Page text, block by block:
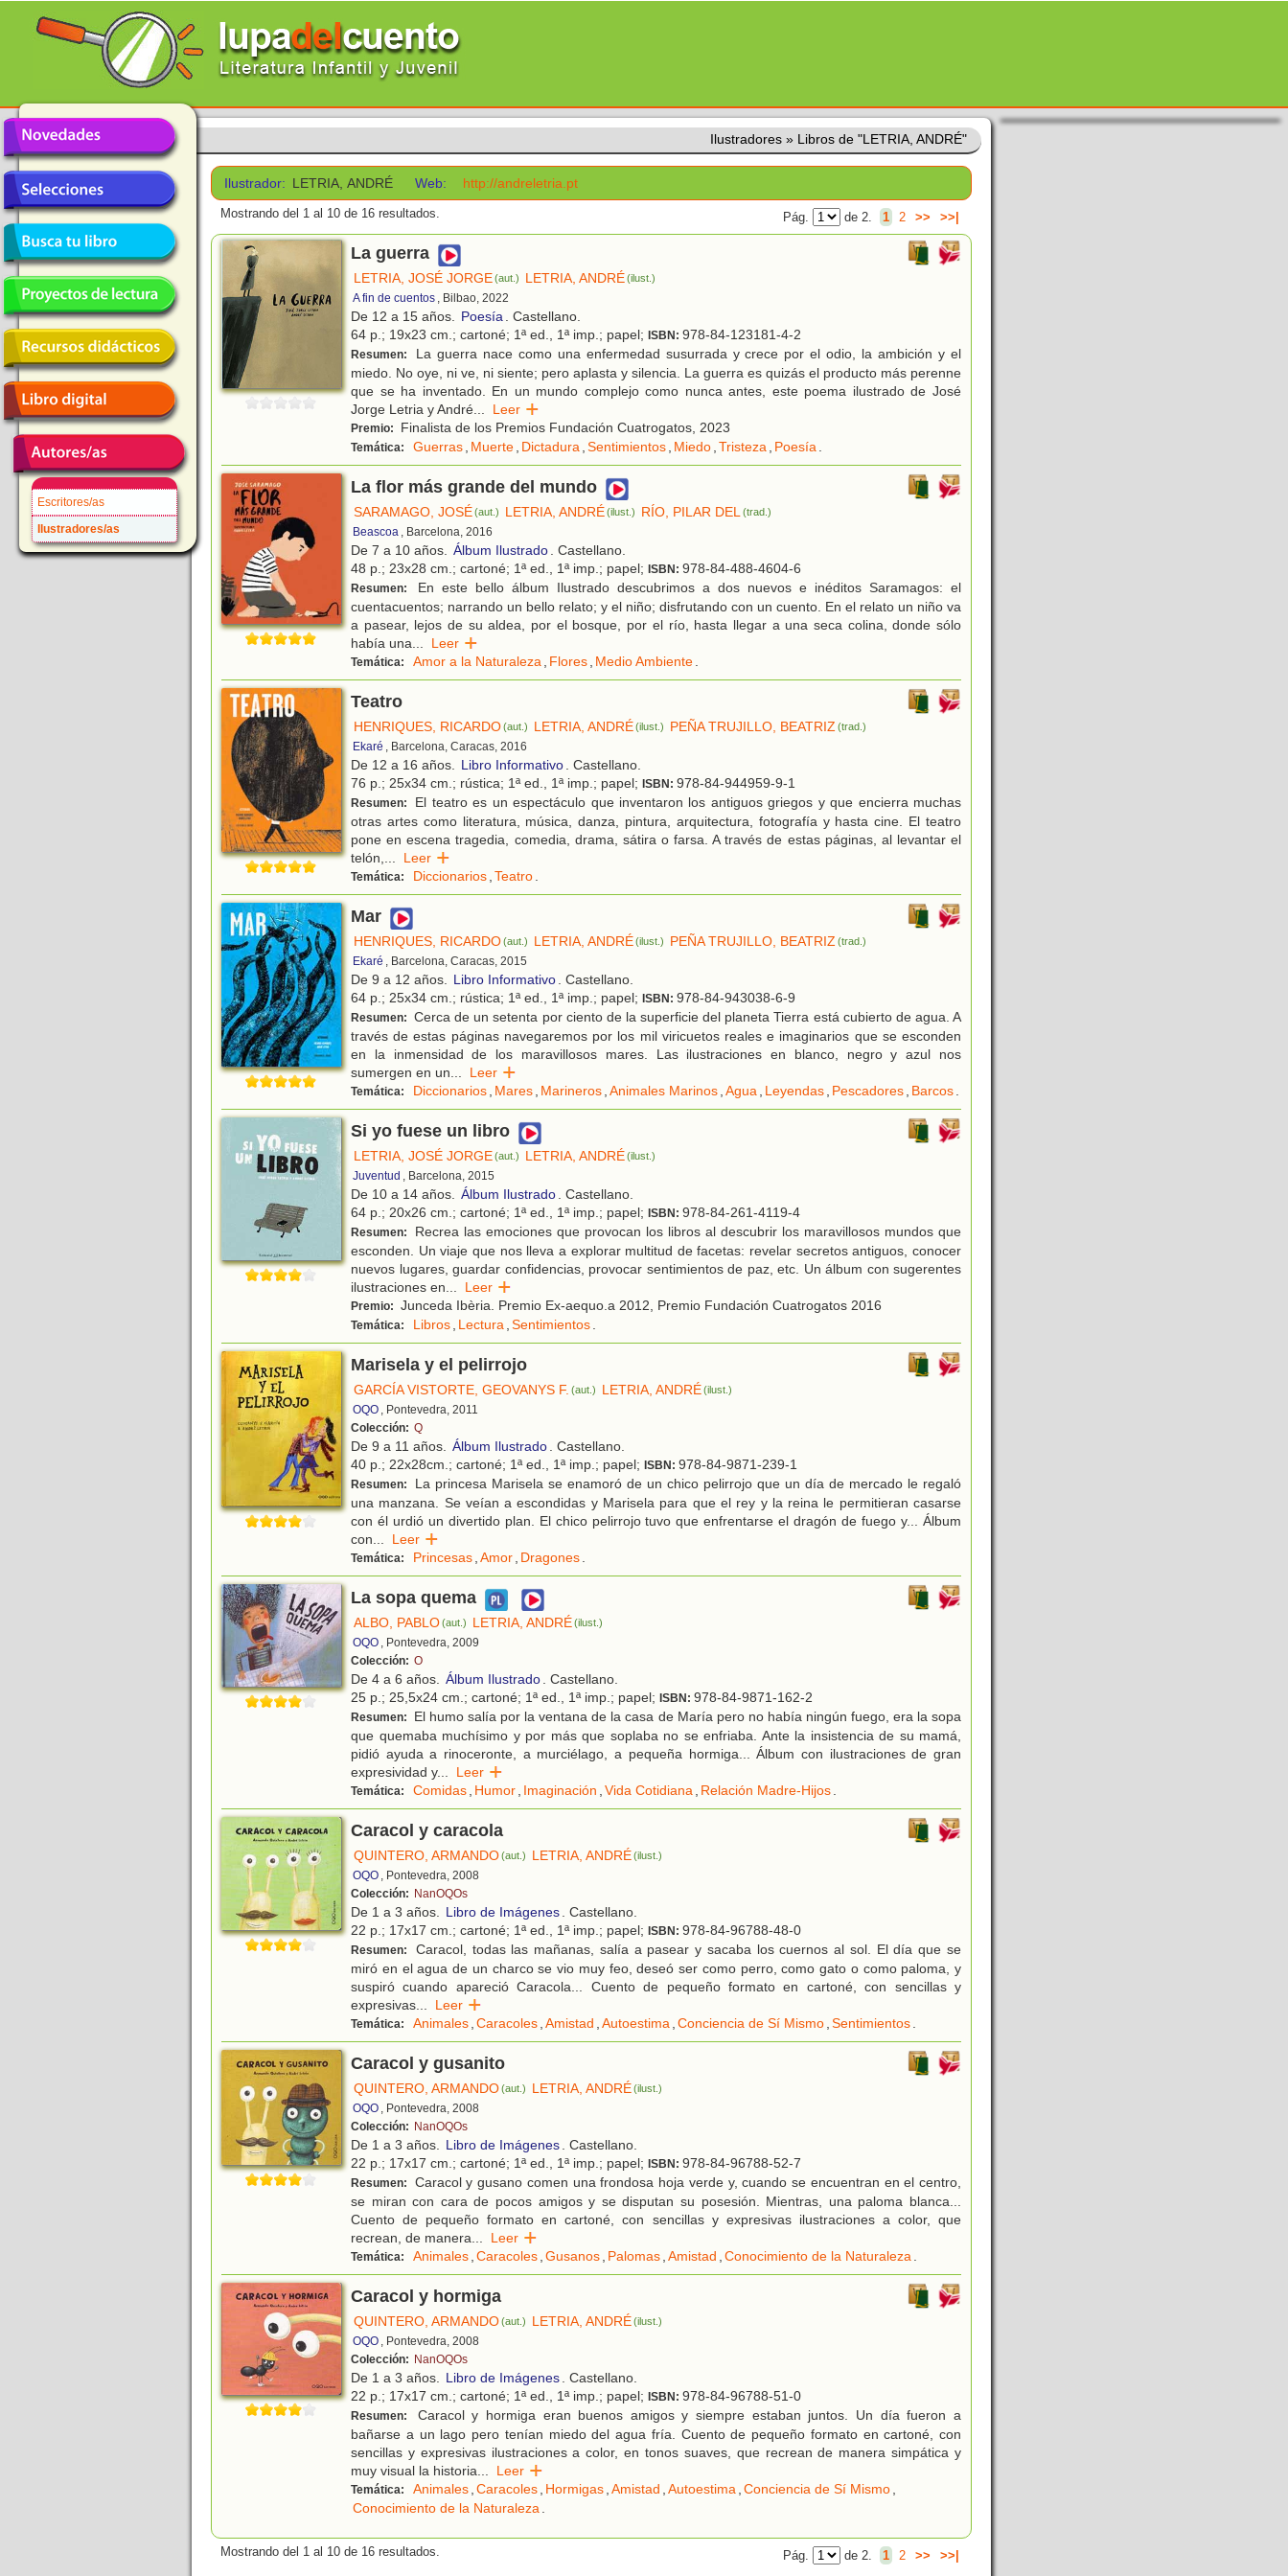
Escritores/as
Ilustradores/as
Ilustradores » Libros de "LETRIA, ANDRÉ"
Ilustrador: LETRIA, ANDRÉ Web: http://andreletria.pt
Mostrando del 1 al 10 de 16 resultados. Pág. de 2. 1 2 >> >>|
La guerra
LETRIA, JOSÉ JORGE(aut.) LETRIA, ANDRÉ(ilust.)
A fin de cuentos , Bilbao, 2022
De 12 a 15 años. Poesía. Castellano.
64 p.; 19x23 cm.; cartoné; 1ª ed., 1ª imp.; papel; ISBN: 978-84-123181-4-2
Resumen:
La guerra nace como una enfermedad susurrada y crece por el odio, la ambición y el
miedo. No oye, ni ve, ni siente; pero aplasta y silencia. La guerra es quizás el producto más perenne
que se ha inventado. En un mundo complejo como nunca antes, este poema ilustrado de José
Jorge Letria y André... Leer
Premio: Finalista de los Premios Fundación Cuatrogatos, 2023
Temática: Guerras, Muerte, Dictadura,Sentimientos, Miedo,Tristeza, Poesía.
La flor más grande del mundo
SARAMAGO, JOSÉ(aut.) LETRIA, ANDRÉ(ilust.) RÍO, PILAR DEL (trad.)
Beascoa , Barcelona, 2016
De 7 a 10 años. Álbum Ilustrado. Castellano.
48 p.; 23x28 cm.; cartoné; 1ª ed., 1ª imp.; papel; ISBN: 978-84-488-4604-6
Resumen:
En este bello álbum Ilustrado descubrimos a dos nuevos e inéditos Saramagos: el
cuentacuentos; narrando un bello relato; y el niño; disfrutando con un cuento. En el relato un niño va
a pasear, lejos de su aldea, por el bosque, por el río, hasta llegar a una seca colina, donde sólo
había una... Leer
Temática: Amor a la Naturaleza, Flores, Medio Ambiente.
Teatro
HENRIQUES, RICARDO(aut.) LETRIA, ANDRÉ(ilust.) PEÑA TRUJILLO, BEATRIZ (trad.)
Ekaré , Barcelona, Caracas, 2016
De 12 a 16 años. Libro Informativo. Castellano.
76 p.; 25x34 cm.; rústica; 1ª ed., 1ª imp.; papel; ISBN: 978-84-944959-9-1
Resumen:
El teatro es un espectáculo que inventaron los antiguos griegos y que encierra muchas
otras artes como literatura, música, danza, pintura, arquitectura, fotografía y hasta cine. El teatro
pone en escena tragedia, comedia, drama, sátira o farsa. A través de estas páginas, al levantar el
telón,... Leer
Temática: Diccionarios,Teatro.
Mar
HENRIQUES, RICARDO(aut.) LETRIA, ANDRÉ(ilust.) PEÑA TRUJILLO, BEATRIZ (trad.)
Ekaré , Barcelona, Caracas, 2015
De 9 a 12 años. Libro Informativo. Castellano.
64 p.; 25x34 cm.; rústica; 1ª ed., 1ª imp.; papel; ISBN: 978-84-943038-6-9
Resumen: Cerca de un setenta por ciento de la superficie del planeta Tierra está cubierto de agua. A
través de estas páginas navegaremos por los mil viricuetos reales e imaginarios que se esconden
en la inmensidad de los maravillosos mares. Las ilustraciones en blanco, negro y azul nos
sumergen en un... Leer
Temática: Diccionarios, Mares, Marineros,Animales Marinos,Agua, Leyendas, Pescadores, Barcos.
Si yo fuese un libro
LETRIA, JOSÉ JORGE(aut.) LETRIA, ANDRÉ(ilust.)
Juventud , Barcelona, 2015
De 10 a 14 años. Álbum Ilustrado. Castellano.
64 p.; 20x26 cm.; cartoné; 1ª ed., 1ª imp.; papel; ISBN: 978-84-261-4119-4
Resumen:
Recrea las emociones que provocan los libros al descubrir los maravillosos mundos que
esconden. Un viaje que nos lleva a explorar multitud de facetas: revelar secretos antiguos, conocer
nuevos lugares, guardar confidencias, provocar sentimientos de paz, etc. Un álbum con sugerentes
ilustraciones en... Leer
Premio: Junceda Ibèria. Premio Ex-aequo.a 2012, Premio Fundación Cuatrogatos 2016
Temática: Libros, Lectura,Sentimientos.
Marisela y el pelirrojo
GARCÍA VISTORTE, GEOVANYS F. (aut.) LETRIA, ANDRÉ(ilust.)
OQO , Pontevedra, 2011
Colección: Q
De 9 a 11 años. Álbum Ilustrado. Castellano.
40 p.; 22x28cm.; cartoné; 1ª ed., 1ª imp.; papel; ISBN: 978-84-9871-239-1
Resumen:
La princesa Marisela se enamoró de un chico pelirrojo que un día de mercado le regaló
una manzana. Se veían a escondidas y Marisela para que el rey y la reina le permitieran casarse
con él urdió un divertido plan. El chico pelirrojo tuvo que enfrentarse el dragón de fuego y... Álbum
con... Leer
Temática: Princesas,Amor, Dragones.
La sopa quema
ALBO, PABLO(aut.) LETRIA, ANDRÉ(ilust.)
OQO , Pontevedra, 2009
Colección: O
De 4 a 6 años. Álbum Ilustrado. Castellano.
25 p.; 25,5x24 cm.; cartoné; 1ª ed., 1ª imp.; papel; ISBN: 978-84-9871-162-2
Resumen:
El humo salía por la ventana de la casa de María pero no había ningún fuego, era la sopa
que quemaba muchísimo y por más que soplaba no se enfriaba. Ante la insistencia de su mamá,
pidió ayuda a rinoceronte, a murciélago, a pequeña hormiga... Álbum con ilustraciones de gran
expresividad y... Leer
Temática: Comidas, Humor, Imaginación ,Vida Cotidiana, Relación Madre-Hijos.
Caracol y caracola
QUINTERO, ARMANDO(aut.) LETRIA, ANDRÉ(ilust.)
OQO , Pontevedra, 2008
Colección: NanOQOs
De 1 a 3 años. Libro de Imágenes. Castellano.
22 p.; 17x17 cm.; cartoné; 1ª ed., 1ª imp.; papel; ISBN: 978-84-96788-48-0
Resumen:
Caracol, todas las mañanas, salía a pasear y sacaba los cuernos al sol. El día que se
miró en el agua de un charco se vio muy feo, deseó ser como perro, como gato o como paloma, y
suspiró cuando apareció Caracola... Cuento de pequeño formato en cartoné, con sencillas y
expresivas... Leer
Temática: Animales,Caracoles,Amistad ,Autoestima,Conciencia de Sí Mismo,Sentimientos.
Caracol y gusanito
QUINTERO, ARMANDO(aut.) LETRIA, ANDRÉ(ilust.)
OQO , Pontevedra, 2008
Colección: NanOQOs
De 1 a 3 años. Libro de Imágenes. Castellano.
22 p.; 17x17 cm.; cartoné; 1ª ed., 1ª imp.; papel; ISBN: 978-84-96788-52-7
Resumen:
Caracol y gusano comen una frondosa hoja verde y, cuando se encuentran en el centro,
se miran con cara de pocos amigos y se disputan su posesión. Mientras, una paloma blanca...
Cuento de pequeño formato en cartoné, con sencillas y expresivas ilustraciones a color, que
recrean, de manera... Leer
Temática: Animales,Caracoles,Gusanos, Palomas,Amistad ,Conocimiento de la Naturaleza.
Caracol y hormiga
QUINTERO, ARMANDO(aut.) LETRIA, ANDRÉ(ilust.)
OQO , Pontevedra, 2008
Colección: NanOQOs
De 1 a 3 años. Libro de Imágenes. Castellano.
22 p.; 17x17 cm.; cartoné; 1ª ed., 1ª imp.; papel; ISBN: 978-84-96788-51-0
Resumen:
Caracol y hormiga eran buenos amigos y siempre estaban juntos. Un día fueron a
bañarse a un lago pero tenían miedo del agua fría. Cuento de pequeño formato en cartoné, con
sencillas y expresivas ilustraciones a color, en tonos suaves, que recrean de manera simpática y
muy visual la historia... Leer
Temática: Animales,Caracoles, Hormigas,Amistad ,Autoestima,Conciencia de Sí Mismo,
Conocimiento de la Naturaleza.
Mostrando del 1 al 10 de 16 resultados. Pág. de 2. 1 2 >> >>|